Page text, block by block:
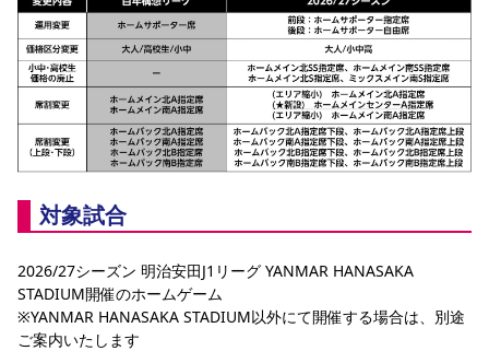
対象試合
2026/27シーズン 明治安田J1リーグ YANMAR HANASAKA
STADIUM開催のホームゲーム
※YANMAR HANASAKA STADIUM以外にて開催する場合は、別途
ご案内いたします